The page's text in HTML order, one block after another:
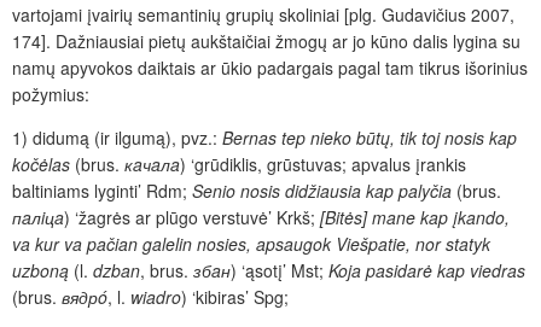
vartojami įvairių semantinių grupių skoliniai [plg. Gudavičius 2007,
174]. Dažniausiai pietų aukštaičiai žmogų ar jo kūno dalis lygina su
namų apyvokos daiktais ar ūkio padargais pagal tam tikrus išorinius
požymius:
1) didumą (ir ilgumą), pvz.: Bernas tep nieko būtų, tik toj nosis kap
kočėlas (brus. кaчaлa) ‘grūdiklis, grūstuvas; apvalus įrankis
baltiniams lyginti’ Rdm; Senio nosis didžiausia kap palyčia (brus.
пaлiцa) ‘žagrės ar plūgo verstuvė’ Krkš; [Bitės] mane kap įkando,
va kur va pačian galelin nosies, apsaugok Viešpatie, nor statyk
uzboną (l. dzban, brus. збaн) ‘ąsotį’ Mst; Koja pasidarė kap viedras
(brus. вядрó, l. wiadro) ‘kibiras’ Spg;